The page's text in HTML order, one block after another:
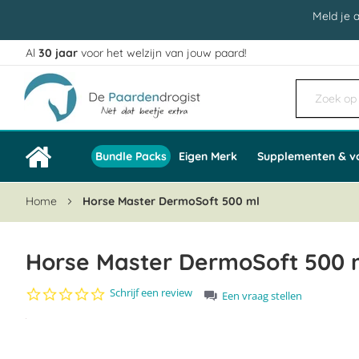
Meld je
Ga
naar
de
inhoud
Al 30 jaar voor het welzijn van jouw paard!
Bundle Packs Eigen Merk Supplementen &
Home Horse Master DermoSoft 500 ml
Horse Master DermoSoft 500
0.0
Schrijf een review
Een vraag stellen